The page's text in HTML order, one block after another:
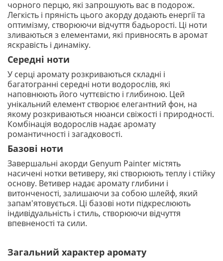
чорного перцю, які запрошують вас в подорож.
Легкість і пряність цього акорду додають енергії та
оптимізму, створюючи відчуття бадьорості. Ці ноти
зливаються з елементами, які привносять в аромат
яскравість і динаміку.
Середні ноти
У серці аромату розкриваються складні і
багатогранні середні ноти водорослів, які
наповнюють його чуттєвістю і глибиною. Цей
унікальний елемент створює елегантний фон, на
якому розкриваються нюанси свіжості і природності.
Комбінація водорослів надає аромату
романтичності і загадковості.
Базові ноти
Завершальні акорди Genyum Painter містять
насичені нотки ветиверу, які створюють теплу і стійку
основу. Ветивер надає аромату глибини і
витонченості, залишаючи за собою шлейф, який
запам'ятовується. Ці базові ноти підкреслюють
індивідуальність і стиль, створюючи відчуття
впевненості та сили.
Загальний характер аромату